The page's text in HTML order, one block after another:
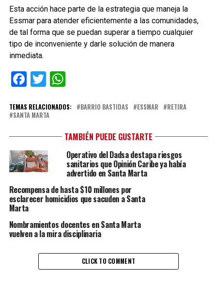
Esta acción hace parte de la estrategia que maneja la
Essmar para atender eficientemente a las comunidades,
de tal forma que se puedan superar a tiempo cualquier
tipo de inconveniente y darle solución de manera
inmediata.
Facebook
Twitter
TEMAS RELACIONADOS: BARRIO BASTIDAS ESSMAR
RETIRA
SANTA MARTA
TAMBIÉN PUEDE GUSTARTE
Operativo del Dadsa destapa riesgos
sanitarios que Opinión Caribe ya había
advertido en Santa Marta
Recompensa de hasta $10 millones por
esclarecer homicidios que sacuden a Santa
Marta
Nombramientos docentes en Santa Marta
vuelven a la mira disciplinaria
CLICK TO COMMENT